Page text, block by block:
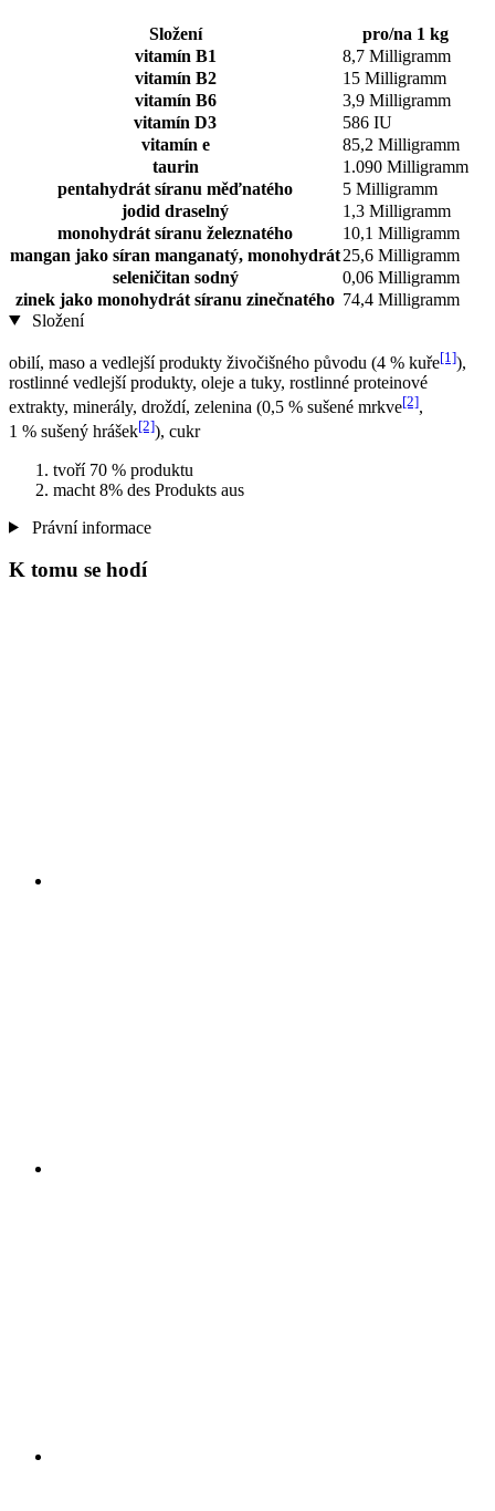
Složení
pro/na 1 kg
vitamín B1
8,7 Milligramm
vitamín B2
15 Milligramm
vitamín B6
3,9 Milligramm
vitamín D3
586 IU
vitamín e
85,2 Milligramm
taurin
1.090 Milligramm
pentahydrát síranu měďnatého
5 Milligramm
jodid draselný
1,3 Milligramm
monohydrát síranu železnatého
10,1 Milligramm
mangan jako síran manganatý, monohydrát25,6 Milligramm
seleničitan sodný
0,06 Milligramm
zinek jako monohydrát síranu zinečnatého 74,4 Milligramm
Složení
obilí, maso a vedlejší produkty živočišného původu (4 % kuře[1]),
rostlinné vedlejší produkty, oleje a tuky, rostlinné proteinové
extrakty, minerály, droždí, zelenina (0,5 % sušené mrkve[2],
1 % sušený hrášek[2]), cukr
tvoří 70 % produktu
macht 8% des Produkts aus
Právní informace
K tomu se hodí